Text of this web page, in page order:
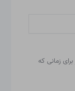
زمانی که